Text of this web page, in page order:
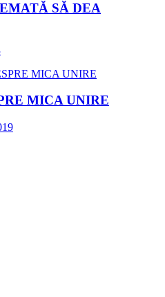
SĂ DEA
MICA UNIRE